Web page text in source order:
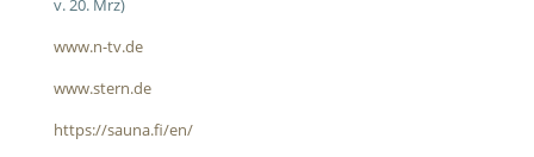
v. 20. Mrz)
www.n-tv.de
www.stern.de
https://sauna.fi/en/